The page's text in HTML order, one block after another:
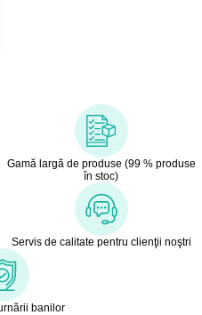
Gamă largă de produse (99 % produse
în stoc)
Servis de calitate pentru clienţii noştri
banilor